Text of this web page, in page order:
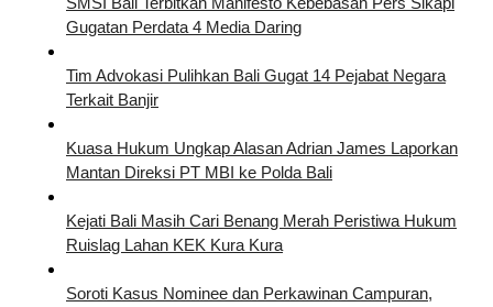
Gugatan Perdata 4 Media Daring
Tim Advokasi Pulihkan Bali Gugat 14 Pejabat Negara
Terkait Banjir
Kuasa Hukum Ungkap Alasan Adrian James Laporkan
Mantan Direksi PT MBI ke Polda Bali
Kejati Bali Masih Cari Benang Merah Peristiwa Hukum
Ruislag Lahan KEK Kura Kura
Soroti Kasus Nominee dan Perkawinan Campuran,